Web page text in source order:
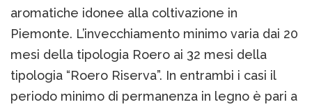
aromatiche idonee alla coltivazione in
Piemonte. L’invecchiamento minimo varia dai 20
mesi della tipologia Roero ai 32 mesi della
tipologia “Roero Riserva”. In entrambi i casi il
periodo minimo di permanenza in legno è pari a